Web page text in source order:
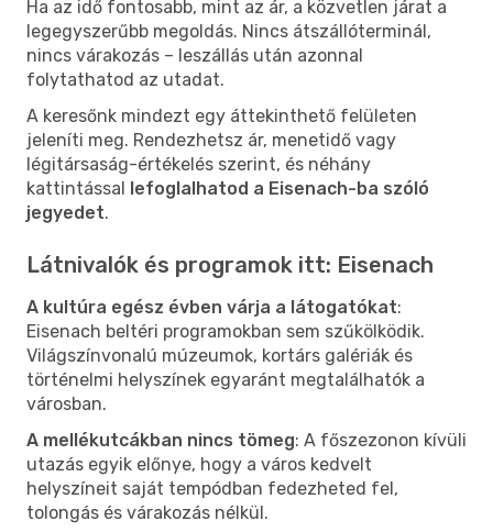
Ha az idő fontosabb, mint az ár, a közvetlen járat a
legegyszerűbb megoldás. Nincs átszállóterminál,
nincs várakozás – leszállás után azonnal
folytathatod az utadat.
A keresőnk mindezt egy áttekinthető felületen
jeleníti meg. Rendezhetsz ár, menetidő vagy
légitársaság-értékelés szerint, és néhány
kattintással lefoglalhatod a Eisenach-ba szóló
jegyedet.
Látnivalók és programok itt: Eisenach
A kultúra egész évben várja a látogatókat:
Eisenach beltéri programokban sem szűkölködik.
Világszínvonalú múzeumok, kortárs galériák és
történelmi helyszínek egyaránt megtalálhatók a
városban.
A mellékutcákban nincs tömeg: A főszezonon kívüli
utazás egyik előnye, hogy a város kedvelt
helyszíneit saját tempódban fedezheted fel,
tolongás és várakozás nélkül.